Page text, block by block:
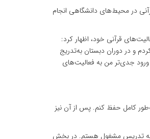
در محیط‌های دانشگاهی انجام
قرآنی خود، اظهار کرد:
و در دوران دبستان به‌تدریج
ورود جدی‌تر من به فعالیت‌های
کامل حفظ کنم. پس از آن نیز
و مشاوره‌های قرآنی به تدریس مشغول هستم. در بخش